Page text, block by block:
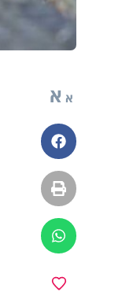
א א
פייסבוק
הדפסה
ווטסאפ